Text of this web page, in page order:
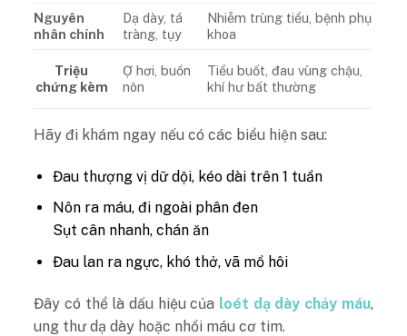
Nguyên
nhân chính
Dạ dày, tá
tràng, tụy
Nhiễm trùng tiểu, bệnh phụ
khoa
Triệu
chứng kèm
Ợ hơi, buồn
nôn
Tiểu buốt, đau vùng chậu,
khí hư bất thường
Hãy đi khám ngay nếu có các biểu hiện sau:
Đau thượng vị dữ dội, kéo dài trên 1 tuần
Nôn ra máu, đi ngoài phân đen
Sụt cân nhanh, chán ăn
Đau lan ra ngực, khó thở, vã mồ hôi
Đây có thể là dấu hiệu của loét dạ dày chảy máu,
ung thư dạ dày hoặc nhồi máu cơ tim.